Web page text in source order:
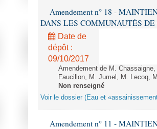
Amendement n° 18 -
DANS LES COMMUNAUTÉS DE
Date de
dépôt :
09/10/2017
Amendement de M.
Faucillon, M. Jumel, M. Lecoq,
Non renseigné
Voir le dossier (Eau et
Amendement n° 11 -